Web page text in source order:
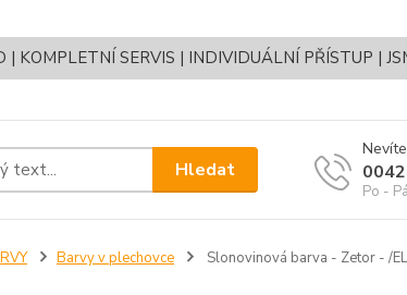
KOMPLETNÍ SERVIS | INDIVIDUÁLNÍ PŘÍSTUP |
Hledat
Po -
Barvy v plechovce Slonovinová barva - Zetor - /